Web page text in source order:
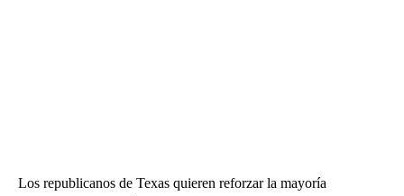
Los republicanos de Texas quieren reforzar la mayoría